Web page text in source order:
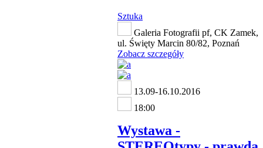
Sztuka
Galeria Fotografii pf, CK Zamek,
ul. Święty Marcin 80/82, Poznań
Zobacz szczegóły
13.09-16.10.2016
18:00
Wystawa -